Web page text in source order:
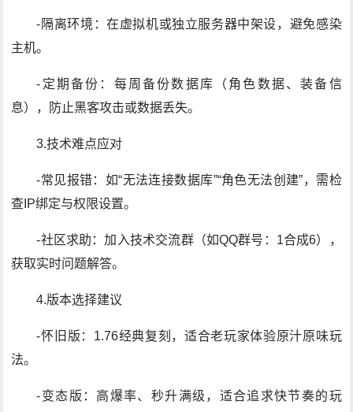
-隔离环境：在虚拟机或独立服务器中架设，避免感染
主机。
-定期备份：每周备份数据库（角色数据、装备信
息），防止黑客攻击或数据丢失。
3.技术难点应对
-常见报错：如“无法连接数据库”“角色无法创建”，需检
查IP绑定与权限设置。
-社区求助：加入技术交流群（如QQ群号：1合成6），
获取实时问题解答。
4.版本选择建议
-怀旧版：1.76经典复刻，适合老玩家体验原汁原味玩
法。
-变态版：高爆率、秒升满级，适合追求快节奏的玩